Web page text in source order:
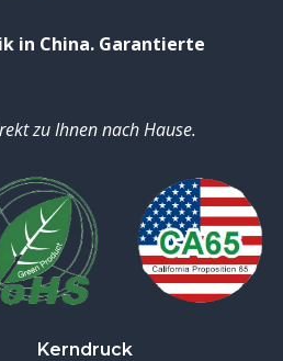
in China. Garantierte
zu Ihnen nach Hause.
Kerndruck